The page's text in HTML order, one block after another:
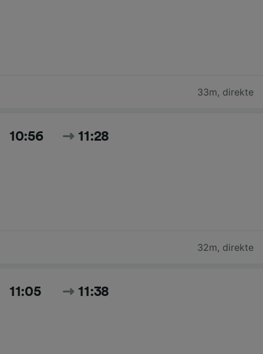
33m, direkte
10:56 11:28
32m, direkte
11:05 11:38